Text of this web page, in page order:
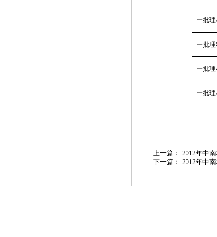
一批理
一批理
一批理
一批理
上一篇： 2012年中
下一篇： 2012年中